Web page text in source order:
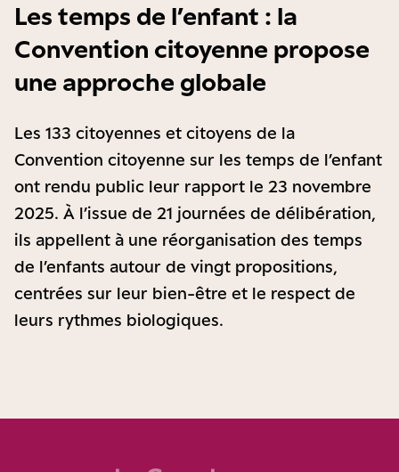
Les temps de l’enfant : la
Convention citoyenne propose
une approche globale
Les 133 citoyennes et citoyens de la
Convention citoyenne sur les temps de l’enfant
ont rendu public leur rapport le 23 novembre
2025. À l’issue de 21 journées de délibération,
ils appellent à une réorganisation des temps
de l’enfants autour de vingt propositions,
centrées sur leur bien-être et le respect de
leurs rythmes biologiques.